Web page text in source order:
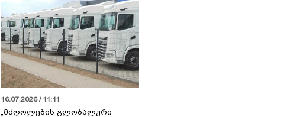
16.07.2026 / 11:11
„მძღოლების გლობალური